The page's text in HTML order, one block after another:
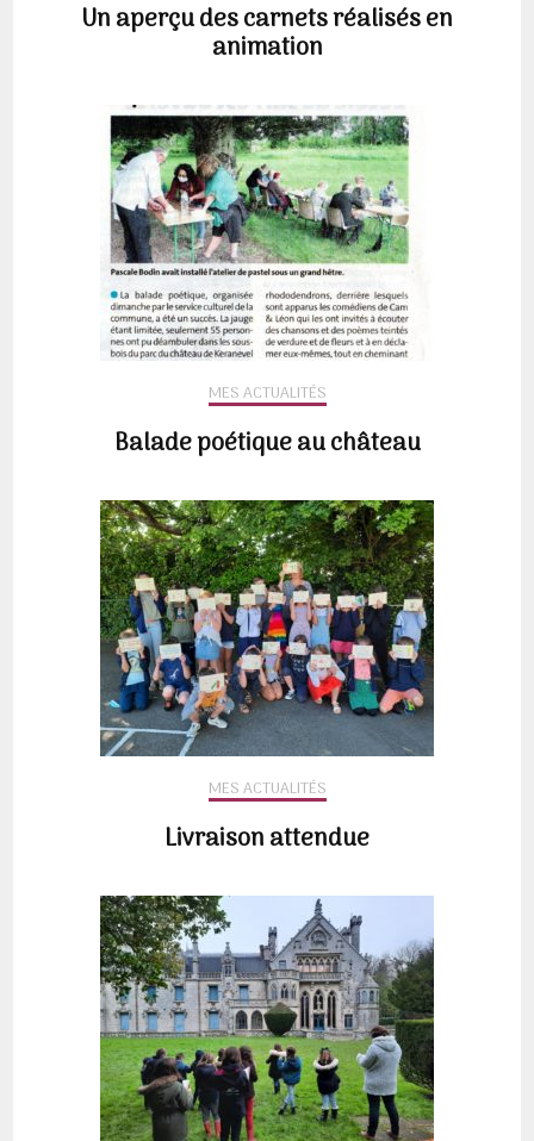
Un aperçu des carnets réalisés en
animation
MES ACTUALITÉS
Balade poétique au château
MES ACTUALITÉS
Livraison attendue